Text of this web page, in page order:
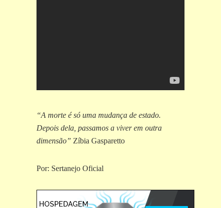
“A morte é só uma mudança de estado.
Depois dela, passamos a viver em outra
dimensão” Zíbia Gasparetto
Por: Sertanejo Oficial